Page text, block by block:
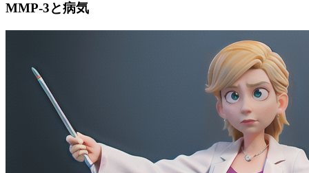
MMP-3と病気